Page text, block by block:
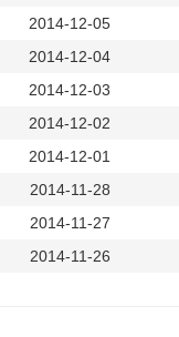
2014-12-05
2014-12-04
2014-12-03
2014-12-02
2014-12-01
2014-11-28
2014-11-27
2014-11-26